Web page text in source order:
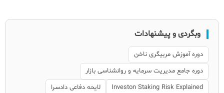
وبگردی و پیشنهادات
دوره آموزش مربیگری ناخن
دوره جامع مدیریت سرمایه و روانشناسی بازار
Investon Staking Risk Explained
لایحه دفاعی دادسرا